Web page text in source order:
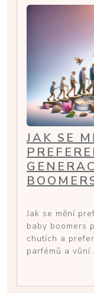
JAK SE
Jak se mění
baby boomers
chutích a
parfémů a vůní.